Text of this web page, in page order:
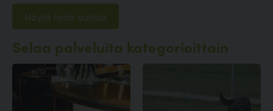
Näytä lisää uutisia
Selaa palveluita kategorioittain